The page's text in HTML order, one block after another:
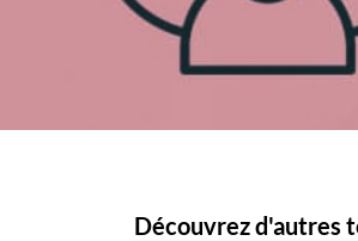
Découvrez d'autres